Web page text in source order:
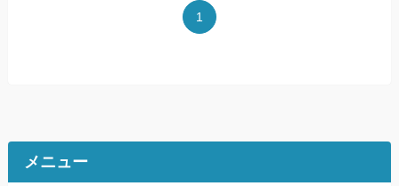
1
メニュー